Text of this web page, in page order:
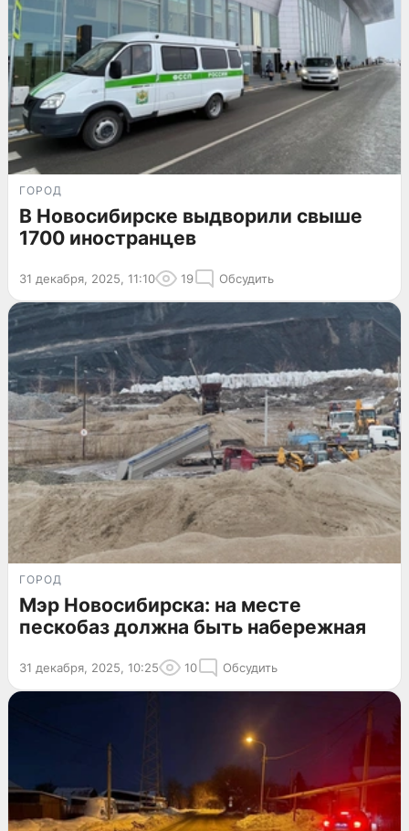
ГОРОД
В Новосибирске выдворили свыше
1700 иностранцев
31 декабря, 2025, 11:10 19 Обсудить
ГОРОД
Мэр Новосибирска: на месте
пескобаз должна быть набережная
31 декабря, 2025, 10:25 10 Обсудить